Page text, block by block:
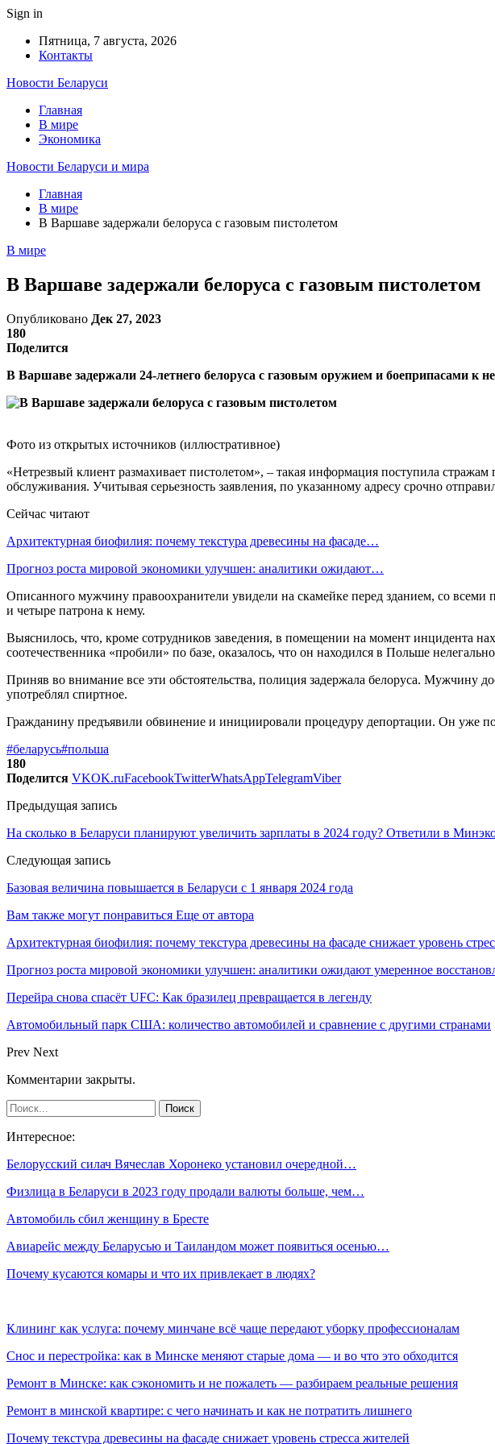
Sign in
Пятница, 7 августа, 2026
Контакты
Новости Беларуси
Главная
В мире
Экономика
Новости Беларуси и мира
Главная
В мире
В Варшаве задержали белоруса с газовым пистолетом
В мире
В Варшаве задержали белоруса с газовым пистолетом
Опубликовано Дек 27, 2023
180
Поделится
В Варшаве задержали 24-летнего белоруса с газовым оружием и боеприпасами к
Фото из открытых источников (иллюстративное)
«Нетрезвый клиент размахивает пистолетом», – такая информация поступила
обслуживания. Учитывая серьезность заявления, по указанному адресу срочно
Сейчас читают
Архитектурная биофилия: почему текстура древесины на фасаде…
Прогноз роста мировой экономики улучшен: аналитики ожидают…
Описанного мужчину правоохранители увидели на скамейке перед зданием, со
и четыре патрона к нему.
Выяснилось, что, кроме сотрудников заведения, в помещении на момент инцидента
соотечественника «пробили» по базе, оказалось, что он находился в Польше
Приняв во внимание все эти обстоятельства, полиция задержала белоруса. Мужчину
употреблял спиртное.
Гражданину предъявили обвинение и инициировали процедуру депортации. Он уже
#беларусь#польша
180
Поделится VKOK.ruFacebookTwitterWhatsAppTelegramViber
Предыдущая запись
На сколько в Беларуси планируют увеличить зарплаты в 2024 году? Ответили в
Следующая запись
Базовая величина повышается в Беларуси с 1 января 2024 года
Вам также могут понравиться Еще от автора
Архитектурная биофилия: почему текстура древесины на фасаде снижает уровень
Прогноз роста мировой экономики улучшен: аналитики ожидают умеренное
Перейра снова спасёт UFC: Как бразилец превращается в легенду
Автомобильный парк США: количество автомобилей и сравнение с другими странами
Prev Next
Комментарии закрыты.
Интересное:
Белорусский силач Вячеслав Хоронеко установил очередной…
Физлица в Беларуси в 2023 году продали валюты больше, чем…
Автомобиль сбил женщину в Бресте
Авиарейс между Беларусью и Таиландом может появиться осенью…
Почему кусаются комары и что их привлекает в людях?
Клининг как услуга: почему минчане всё чаще передают уборку профессионалам
Снос и перестройка: как в Минске меняют старые дома — и во что это обходится
Ремонт в Минске: как сэкономить и не пожалеть — разбираем реальные решения
Ремонт в минской квартире: с чего начинать и как не потратить лишнего
Почему текстура древесины на фасаде снижает уровень стресса жителей